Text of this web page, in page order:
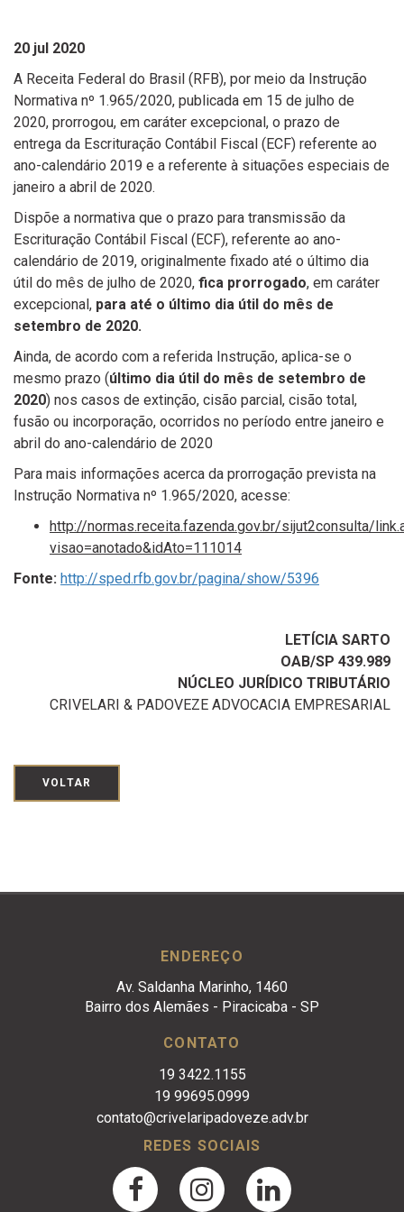
20 jul 2020
A Receita Federal do Brasil (RFB), por meio da Instrução
Normativa nº 1.965/2020, publicada em 15 de julho de
2020, prorrogou, em caráter excepcional, o prazo de
entrega da Escrituração Contábil Fiscal (ECF) referente ao
ano-calendário 2019 e a referente à situações especiais de
janeiro a abril de 2020.
Dispõe a normativa que o prazo para transmissão da
Escrituração Contábil Fiscal (ECF), referente ao ano-
calendário de 2019, originalmente fixado até o último dia
útil do mês de julho de 2020, fica prorrogado, em caráter
excepcional, para até o último dia útil do mês de
setembro de 2020.
Ainda, de acordo com a referida Instrução, aplica-se o
mesmo prazo (último dia útil do mês de setembro de
2020) nos casos de extinção, cisão parcial, cisão total,
fusão ou incorporação, ocorridos no período entre janeiro e
abril do ano-calendário de 2020
Para mais informações acerca da prorrogação prevista na
Instrução Normativa nº 1.965/2020, acesse:
http://normas.receita.fazenda.gov.br/sijut2consulta/
visao=anotado&idAto=111014
Fonte: http://sped.rfb.gov.br/pagina/show/5396
LETÍCIA SARTO
OAB/SP 439.989
NÚCLEO JURÍDICO TRIBUTÁRIO
CRIVELARI & PADOVEZE ADVOCACIA EMPRESARIAL
VOLTAR
ENDEREÇO
Av. Saldanha Marinho, 1460
Bairro dos Alemães - Piracicaba - SP
CONTATO
19 3422.1155
19 99695.0999
contato@crivelaripadoveze.adv.br
REDES SOCIAIS